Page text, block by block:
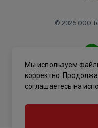
© 2026 ООО
Политика
Мы используем
корректно.
соглашаетесь на